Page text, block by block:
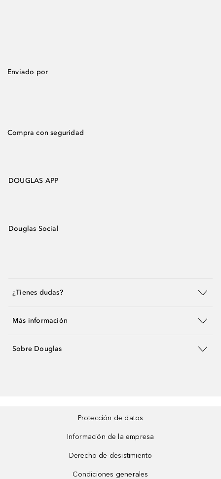
Enviado por
Compra con seguridad
DOUGLAS APP
Douglas Social
¿Tienes dudas?
Más información
Sobre Douglas
Protección de datos
Información de la empresa
Derecho de desistimiento
Condiciones generales